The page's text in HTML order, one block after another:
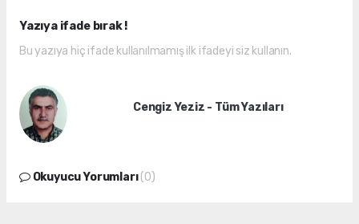
Yazıya ifade bırak !
Bu yazıya hiç ifade kullanılmamış ilk ifadeyi siz kullanın.
Cengiz Yeziz - Tüm Yazıları
Okuyucu Yorumları(0)